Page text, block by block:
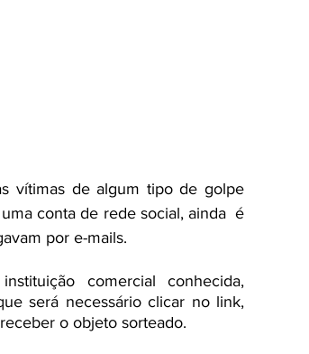
vítimas de algum tipo de golpe
conta de rede social, ainda  é
por e-mails.
comercial conhecida,
será necessário clicar no link,
o objeto sorteado.